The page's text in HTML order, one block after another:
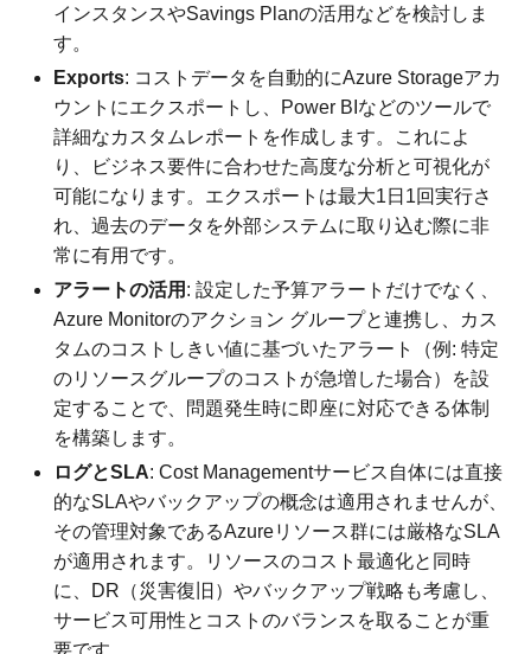
インスタンスやSavings Planの活用などを検討しま
す。
Exports: コストデータを自動的にAzure Storageアカ
ウントにエクスポートし、Power BIなどのツールで
詳細なカスタムレポートを作成します。これによ
り、ビジネス要件に合わせた高度な分析と可視化が
可能になります。エクスポートは最大1日1回実行さ
れ、過去のデータを外部システムに取り込む際に非
常に有用です。
アラートの活用 : 設定した予算アラートだけでなく、
Azure Monitorのアクション グループと連携し、カス
タムのコストしきい値に基づいたアラート（例: 特定
のリソースグループのコストが急増した場合）を設
定することで、問題発生時に即座に対応できる体制
を構築します。
ログとSLA: Cost Managementサービス自体には直接
的なSLAやバックアップの概念は適用されませんが、
その管理対象であるAzureリソース群には厳格なSLA
が適用されます。リソースのコスト最適化と同時
に、DR（災害復旧）やバックアップ戦略も考慮し、
サービス可用性とコストのバランスを取ることが重